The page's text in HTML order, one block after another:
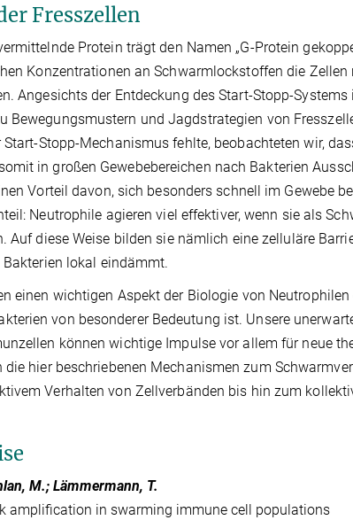
Fresszellen
Protein trägt den Namen „G-Protein
Konzentrationen an Schwarmlockstoffen die
Angesichts der Entdeckung des Start-Stopp-
Bewegungsmustern und Jagdstrategien von
Start-Stopp-Mechanismus fehlte, beobachteten wir,
in großen Gewebebereichen nach Bakterien
Vorteil davon, sich besonders schnell im Gewebe
Neutrophile agieren viel effektiver, wenn sie als
Auf diese Weise bilden sie nämlich eine zelluläre
lokal eindämmt.
einen wichtigen Aspekt der Biologie von
von besonderer Bedeutung ist. Unsere
können wichtige Impulse vor allem für neue
die hier beschriebenen Mechanismen zum
Verhalten von Zellverbänden bis hin zum
M.; Lämmermann, T.
amplification in swarming immune cell populations